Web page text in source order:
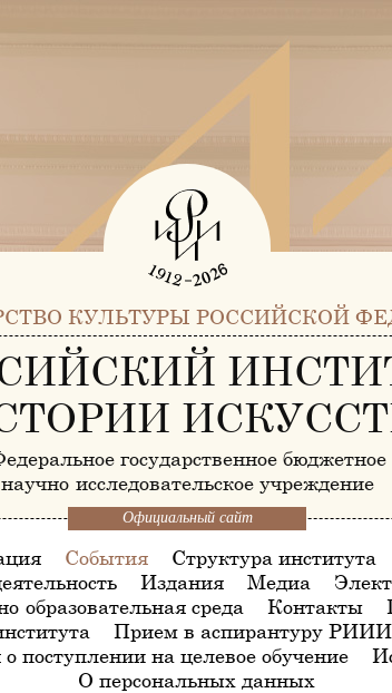
КУЛЬТУРЫ РОССИЙСКОЙ
государственное бюджетное
научно-исследовательское учреждение
Официальный сайт
События Структура института
Издания Медиа
образовательная среда
Контакты
Прием в аспирантуру
поступлении на целевое обучение
О персональных данных